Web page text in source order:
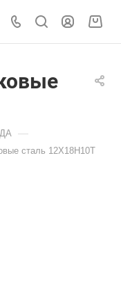
—
сталь 12Х18Н10Т